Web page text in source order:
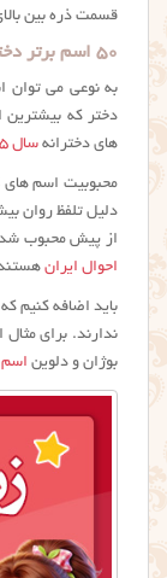
قسمت ذره بین
۵۰ اسم برتر دختر
دختر که بیشترین
های دخترانه سال ۱۴۰۵
محبوبیت اسم های
دلیل تلفظ روان
از پیش محبوب شده
احوال ایران
باید اضافه کنیم
ندارند. برای مثال
بوژان و دلوین